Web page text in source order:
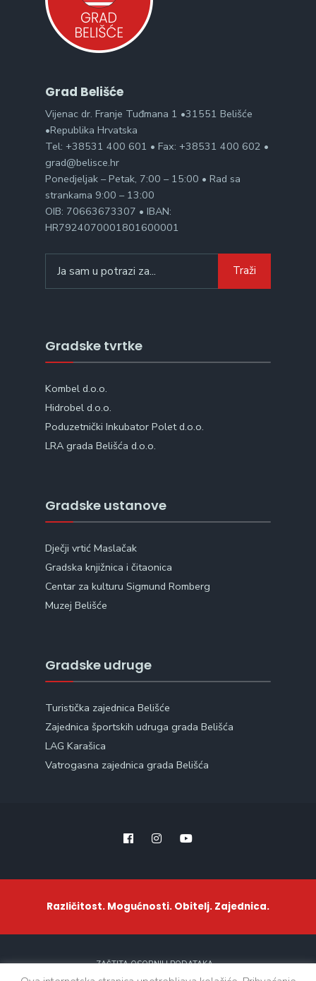
Grad Belišće
Vijenac dr. Franje Tuđmana 1 •31551 Belišće
•Republika Hrvatska
Tel: +38531 400 601 • Fax: +38531 400 602 •
grad@belisce.hr
Ponedjeljak – Petak, 7:00 – 15:00 • Rad sa
strankama 9:00 – 13:00
OIB: 70663673307 • IBAN:
HR7924070001801600001
for:
Traži
Gradske tvrtke
Kombel d.o.o.
Hidrobel d.o.o.
Poduzetnički Inkubator Polet d.o.o.
LRA grada Belišća d.o.o.
Gradske ustanove
Dječji vrtić Maslačak
Gradska knjižnica i čitaonica
Centar za kulturu Sigmund Romberg
Muzej Belišće
Gradske udruge
Turistička zajednica Belišće
Zajednica športskih udruga grada Belišća
LAG Karašica
Vatrogasna zajednica grada Belišća
Različitost. Mogućnosti. Obitelj. Zajednica.
ZAŠTITA OSOBNIH PODATAKA